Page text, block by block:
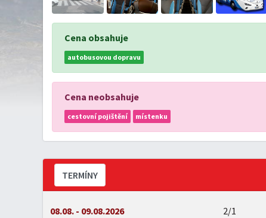
Cena obsahuje
autobusovou dopravu
Cena neobsahuje
cestovní pojištění místenku
TERMÍNY
08.08. - 09.08.2026 2/1